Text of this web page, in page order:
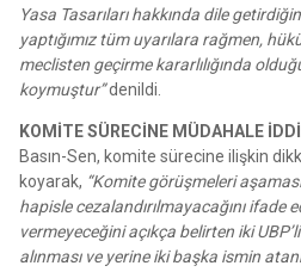
Yasa Tasarıları hakkında dile
yaptığımız tüm uyarılara rağmen,
meclisten geçirme kararlılığında
koymuştur”denildi.
KOMİTE SÜRECİNE MÜDAHALE
Basın-Sen, komite sürecine ilişkin
koyarak, “Komite görüşmeleri
hapisle cezalandırılmayacağını ifade
vermeyeceğini açıkça belirten iki
alınması ve yerine iki başka ismin